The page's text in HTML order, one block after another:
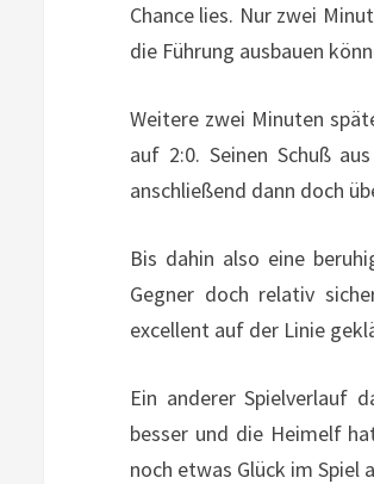
Chance lies. Nur zwei
die Führung ausbauen
Weitere zwei Minuten
auf 2:0. Seinen Schuß
anschließend dann doch
Bis dahin also eine
Gegner doch relativ
excellent auf der Linie
Ein anderer Spielverlauf
besser und die Heimelf
noch etwas Glück im Spiel